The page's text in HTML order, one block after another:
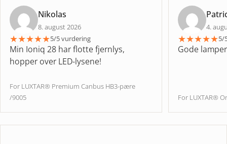
Nikolas
8. august 2026
★★★★★5/5 vurdering
Min Ioniq 28 har flotte fjernlys,
hopper over LED-lysene!
For LUXTAR® Premium Canbus HB3-pære
/9005
4.
★★★★★5/
Gode lamper
For LUXTAR®